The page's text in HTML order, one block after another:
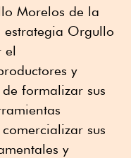
Morelos de la
estrategia Orgullo
el
y
formalizar sus
sus
y